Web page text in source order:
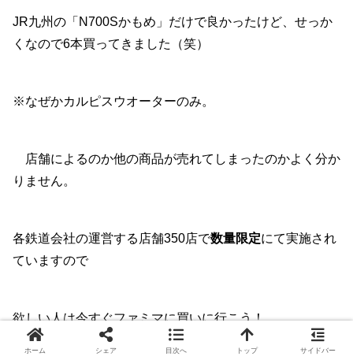
JR九州の「N700Sかもめ」だけで良かったけど、せっか
くなので6本買ってきました（笑）
※なぜかカルピスウオーターのみ。
店舗によるのか他の商品が売れてしまったのかよく分か
りません。
各鉄道会社の運営する店舗350店で数量限定にて実施され
ていますので
欲しい人は今すぐファミマに買いに行こう！
ホーム シェア 目次へ トップ サイドバー